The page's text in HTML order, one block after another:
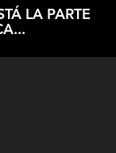
LA PARTE